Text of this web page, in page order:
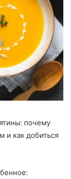
почему
и как добиться